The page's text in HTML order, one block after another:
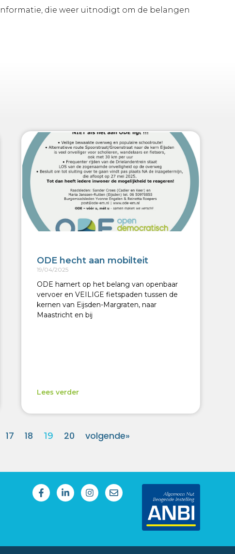
die weer uitnodigt om de belangen
ODE hecht aan mobilteit
19/04/2025
ODE hamert op het belang van openbaar
vervoer en VEILIGE fietspaden tussen de
kernen van Eijsden-Margraten, naar
Maastricht en bij
Lees verder
17 18 19 20 volgende»